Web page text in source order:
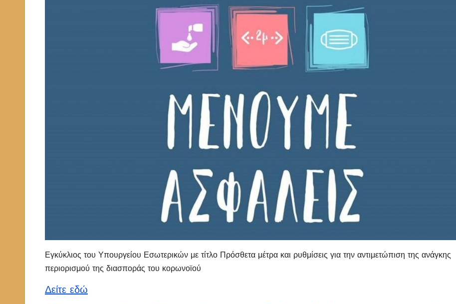
Εγκύκλιος του Υπουργείου Εσωτερικών με τίτλο Πρόσθετα μέτρα και ρυθμίσεις για την αντιμετώπιση της ανάγκης
περιορισμού της διασποράς του κορωνοϊού
Δείτε εδώ